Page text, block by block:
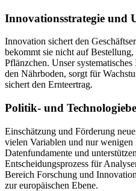
Innovationsstrategie und
Innovation sichert den
bekommt sie nicht auf
Pflänzchen. Unser
den Nährboden, sorgt für
sichert den Ernteertrag.
Politik- und
Einschätzung und Förderung
vielen Variablen und nur
Datenfundamente und
Entscheidungsprozess für
Bereich Forschung und
zur europäischen Ebene.